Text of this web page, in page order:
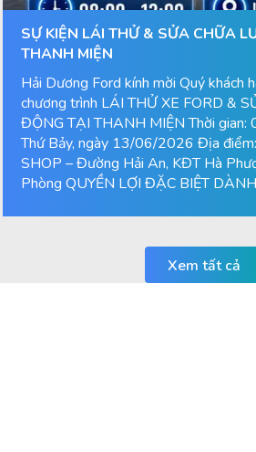
SỰ KIỆN LÁI THỬ & SỬA CHỮA
THANH MIỆN
Hải Dương Ford kính mời Quý khách
chương trình LÁI THỬ XE FORD &
ĐỘNG TẠI THANH MIỆN Thời
Thứ Bảy, ngày 13/06/2026 Địa
SHOP – Đường Hải An, KĐT Hà
Phòng QUYỀN LỢI ĐẶC BIỆT
Xem tất cả